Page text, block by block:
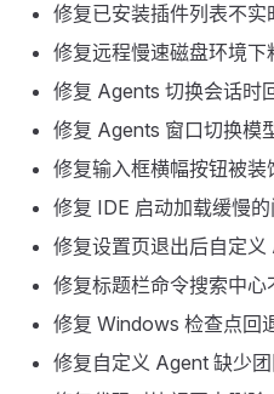
修复已安装插件列表不实
修复远程慢速磁盘环境
修复 Agents 切换会话时
修复 Agents 窗口切换模
修复输入框横幅按钮被
修复 IDE 启动加载缓慢
修复设置页退出后自定
修复标题栏命令搜索中心
修复 Windows 检查点回
修复自定义 Agent 缺少